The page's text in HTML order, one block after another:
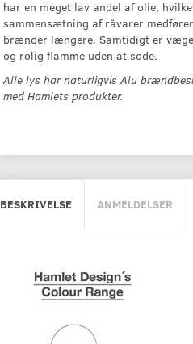
har en meget lav andel af olie,
sammensætning af råvarer
brænder længere. Samtidigt er
og rolig flamme uden at sode.
Alle lys har naturligvis Alu
med Hamlets produkter.
BESKRIVELSE ANMELDELSER